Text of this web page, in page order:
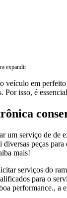
expandir
em
isso, é
serviço de
peças
mais!
serviços do
para o
performance.,